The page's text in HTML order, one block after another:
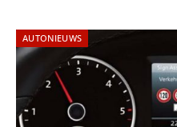
AUTONIEUWS